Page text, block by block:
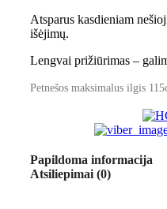
Atsparus kasdieniam
išėjimų.
Lengvai prižiūrimas –
Petnešos maksimalus ilgis
Papildoma informacija
Atsiliepimai (0)